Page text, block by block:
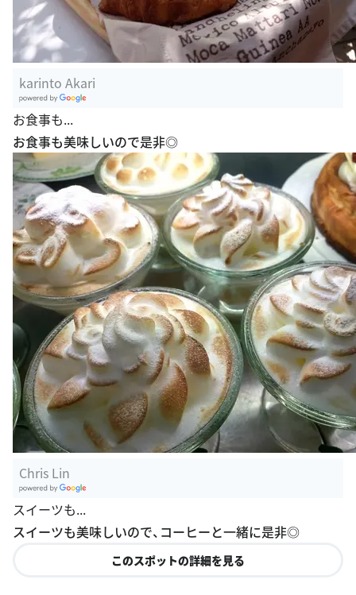
karinto Akari
oogle Plac
es
お食事も...
お食事も美味しいので是非◎
Chris Lin
oogle Plac
es
スイーツも...
スイーツも美味しいので、コーヒーと一緒に是非◎
このスポットの詳細を見る